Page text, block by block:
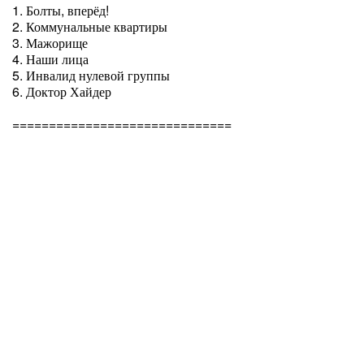
1. Болты, вперёд!
2. Коммунальные квартиры
3. Мажорище
4. Наши лица
5. Инвалид нулевой группы
6. Доктор Хайдер
==============================